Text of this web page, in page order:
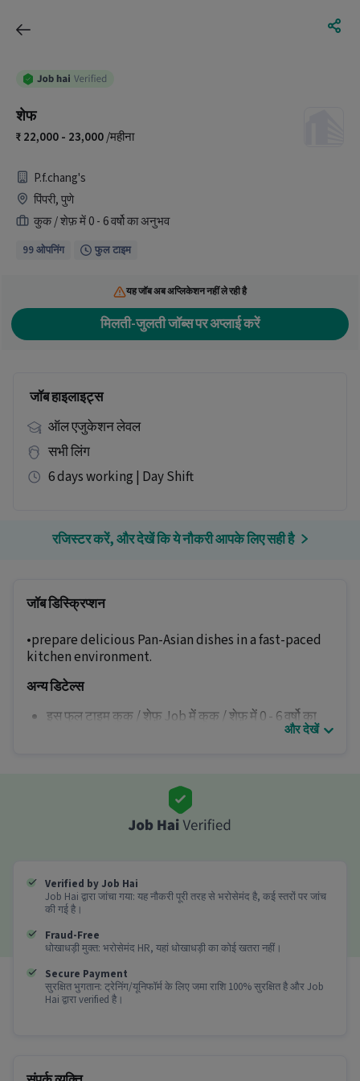
शेफ
22,000 - 23,000/महीना
P.f.chang's
पिंपरी, पुणे
कुक / शेफ़ में 0 - 6 वर्षो का अनुभव
99 ओपनिंग फुल टाइम
यह जॉब अब अप्लिकेशन नहीं ले रही है
मिलती-जुलती जॉब्स पर अप्लाई करें
जॉब हाइलाइट्स
ऑल एजुकेशन लेवल
सभी लिंग
6 days working | Day Shift
रजिस्टर करें, और देखें कि ये नौकरी आपके लिए सही है
जॉब डिस्क्रिप्शन
•prepare delicious Pan-Asian dishes in a fast-paced
kitchen environment.
अन्य डिटेल्स
इस फुल टाइम कुक / शेफ़ Job में कुक / शेफ़ में 0 - 6 वर्षो का
क्या fresher या experienced उम्मीदवार इस job के लिए
इस role में सैलरी और job type क्या है?
Ans :इस Chef job में सैलरी ₹22,000-₹23,000 प्रति माह है।
यह एक Full Time job है।
इस job में कौन सी shiftहै?
Ans : इस Chef job में Day shift है।
Ans :
और देखें
Verified by Job Hai
Job Hai द्वारा जांचा गया: यह नौकरी पूरी तरह से भरोसेमंद है, कई स्तरों पर जांच
की गई है।
Fraud-Free
धोखाधड़ी मुक्त: भरोसेमंद HR, यहां धोखाधड़ी का कोई खतरा नहीं।
Secure Payment
सुरक्षित भुगतान: ट्रेनिंग/यूनिफॉर्म के लिए जमा राशि 100% सुरक्षित है और Job
Hai द्वारा verified है।